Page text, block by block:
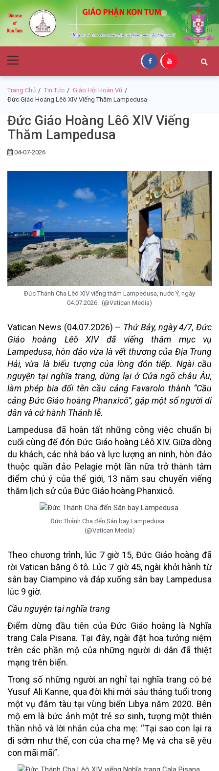
to
navigation
to
content
Giáo Phận Kon
Tum
Menu
Trang Chủ Tin Tức
Giáo Hội Hoàn Vũ
Đức Giáo Hoàng Lêô XIV Viếng Thăm Lampedusa
Đức Giáo Hoàng Lêô XIV Viếng
Thăm Lampedusa
04-07-2026
Đức Thánh Cha Lêô XIV viếng thăm Lampedusa, nước Ý, ngày
04.07.2026. (@Vatican Media)
Vatican News (04.07.2026) – Thứ Bảy, ngày 4/7, Đức
Giáo hoàng Lêô XIV đã viếng thăm mục vụ
Lampedusa, hòn đảo vừa là vết thương của Địa Trung
Hải, vừa là biểu tượng của lòng đón tiếp. Ngài cầu
nguyện tại nghĩa trang, dừng lại ở Cửa ngõ châu Âu,
làm phép bia đổi tên cầu cảng Favarolo thành “Cầu
cảng Đức Giáo hoàng Phanxicô”, gặp một số người di
dân và cử hành Thánh lễ.
Lampedusa đã hoàn tất những công việc chuẩn bị
cuối cùng để đón Đức Giáo hoàng Lêô XIV. Giữa dòng
du khách, các nhà báo và lực lượng an ninh, hòn đảo
thuộc quần đảo Pelagie một lần nữa trở thành tâm
điểm chú ý của thế giới, 13 năm sau chuyến viếng
thăm lịch sử của Đức Giáo hoàng Phanxicô.
Đức Thánh Cha đến Sân bay Lampedusa.
(@Vatican Media)
Theo chương trình, lúc 7 giờ 15, Đức Giáo hoàng đã
rời Vatican bằng ô tô. Lúc 7 giờ 45, ngài khởi hành từ
sân bay Ciampino và đáp xuống sân bay Lampedusa
lúc 9 giờ.
Cầu nguyện tại nghĩa trang
Điểm dừng đầu tiên của Đức Giáo hoàng là Nghĩa
trang Cala Pisana. Tại đây, ngài đặt hoa tưởng niệm
trên các phần mộ của những người di dân đã thiệt
mạng trên biển.
Trong số những người an nghỉ tại nghĩa trang có bé
Yusuf Ali Kanne, qua đời khi mới sáu tháng tuổi trong
một vụ đắm tàu tại vùng biển Libya năm 2020. Bên
mộ em là bức ảnh một trẻ sơ sinh, tượng một thiên
thần nhỏ và lời nhắn của cha mẹ: “Tại sao con lại ra
đi sớm như thế, con của cha mẹ? Mẹ và cha sẽ yêu
con mãi mãi”.